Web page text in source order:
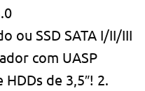
ou SSD SATA I/II/III
com UASP
HDDs de 3,5″! 2.